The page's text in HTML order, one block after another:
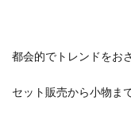
都会的でトレンドをお
セット販売から小物ま